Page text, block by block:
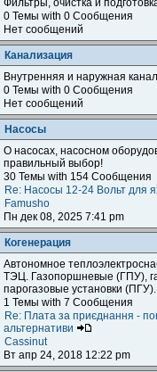
Фильтры, очистка и
0 Темы with 0 Сообщения
Нет сообщений
Канализация
Внутренняя и наружная
0 Темы with 0 Сообщения
Нет сообщений
Насосы
О насосах, насосном
правильный выбор!
30 Темы with 154 Сообщения
Re: Насосы 12-24 Вольт для
Famusho
Пн дек 08, 2025 7:41 pm
Когенерация
Автономное
ТЭЦ. Газопоршневые (ГПУ),
парогазовые установки (ПГУ).
1 Темы with 7 Сообщения
Re: Плата за приєднання -
альтернативи
Cassinut
Вт апр 24, 2018 12:22 pm